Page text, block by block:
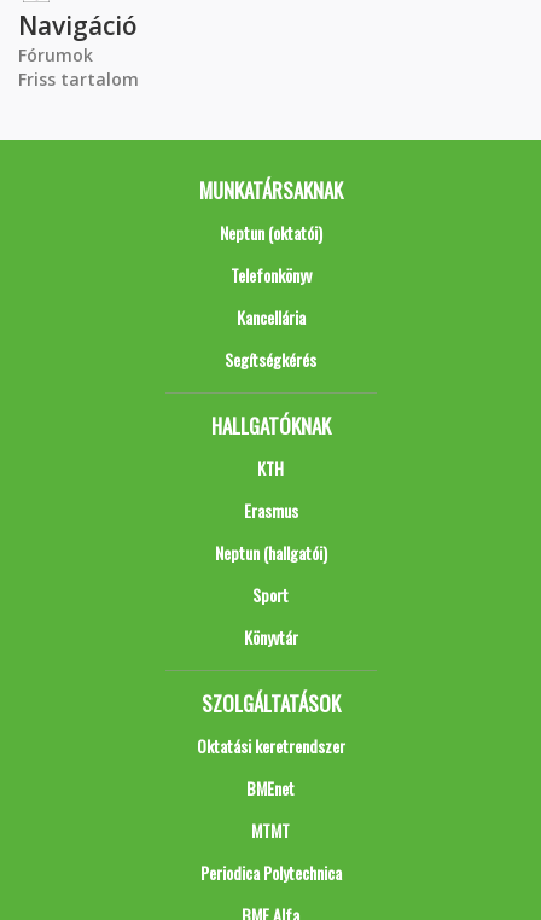
Navigáció
Fórumok
Friss tartalom
MUNKATÁRSAKNAK
Neptun (oktatói)
Telefonkönyv
Kancellária
Segítségkérés
HALLGATÓKNAK
KTH
Erasmus
Neptun (hallgatói)
Sport
Könyvtár
SZOLGÁLTATÁSOK
Oktatási keretrendszer
BMEnet
MTMT
Periodica Polytechnica
BME Alfa